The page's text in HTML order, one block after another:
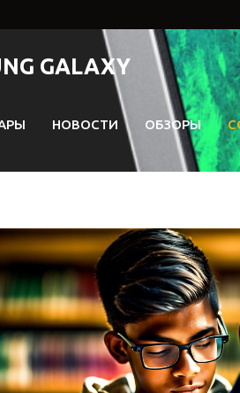
GALAXY
НОВОСТИ ОБЗОРЫ